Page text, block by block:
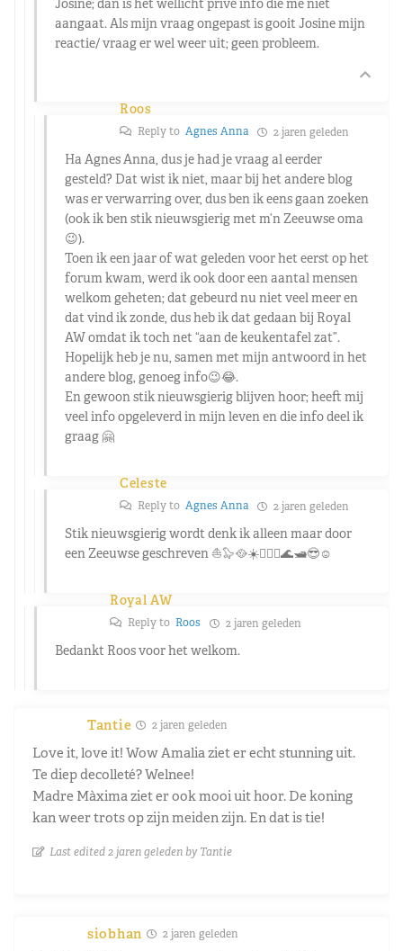
aangaat. Als mijn vraag ongepast is gooit Josine mijn
reactie/ vraag er wel weer uit; geen probleem.
Roos
Reply to Agnes Anna 2 jaren geleden
Ha Agnes Anna, dus je had je vraag al eerder
gesteld? Dat wist ik niet, maar bij het andere blog
was er verwarring over, dus ben ik eens gaan zoeken
(ook ik ben stik nieuwsgierig met m’n Zeeuwse oma
😉).
Toen ik een jaar of wat geleden voor het eerst op het
forum kwam, werd ik ook door een aantal mensen
welkom geheten; dat gebeurd nu niet veel meer en
dat vind ik zonde, dus heb ik dat gedaan bij Royal
AW omdat ik toch net “aan de keukentafel zat”.
Hopelijk heb je nu, samen met mijn antwoord in het
andere blog, genoeg info😉😂.
En gewoon stik nieuwsgierig blijven hoor; heeft mij
veel info opgeleverd in mijn leven en die info deel ik
graag 🤗
Celeste
Reply to Agnes Anna 2 jaren geleden
Stik nieuwsgierig wordt denk ik alleen maar door
een Zeeuwse geschreven ⛵🦭🥘☀️🏄🏼‍♀️🌊🛥️😎☺️
Royal AW
Reply to Roos 2 jaren geleden
Bedankt Roos voor het welkom.
Tantie 2 jaren geleden
Love it, love it! Wow Amalia ziet er echt stunning uit.
Te diep decolleté? Welnee!
Madre Màxima ziet er ook mooi uit hoor. De koning
kan weer trots op zijn meiden zijn. En dat is tie!
Last edited 2 jaren geleden by Tantie
siobhan 2 jaren geleden